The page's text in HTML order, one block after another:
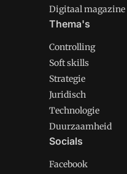
Digitaal magazine
Thema's
Controlling
Soft skills
Strategie
Juridisch
Technologie
Duurzaamheid
Socials
Facebook